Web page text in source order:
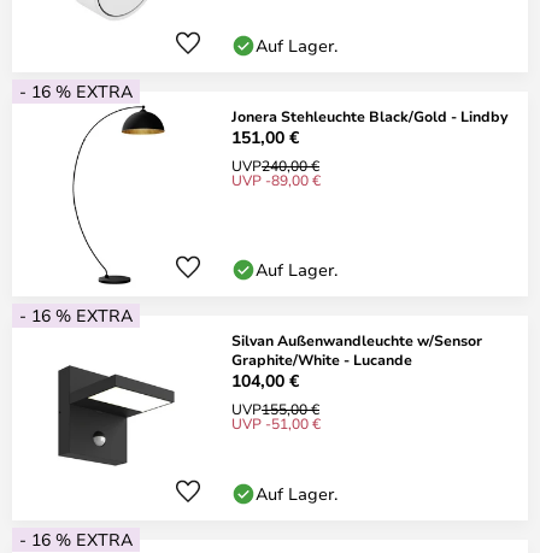
Auf Lager.
- 16 % EXTRA
Jonera Stehleuchte Black/Gold - Lindby
151,00 €
UVP240,00 €
UVP -89,00 €
Auf Lager.
- 16 % EXTRA
Silvan Außenwandleuchte w/Sensor
Graphite/White - Lucande
104,00 €
UVP155,00 €
UVP -51,00 €
Auf Lager.
- 16 % EXTRA